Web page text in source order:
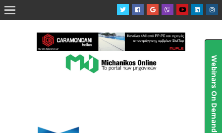

Webinars On Demand